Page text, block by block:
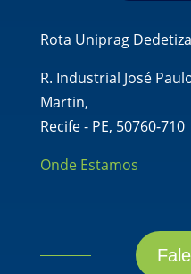
Rota Uniprag
R. Industrial José
Martin,
Recife - PE, 50760-710
Onde Estamos